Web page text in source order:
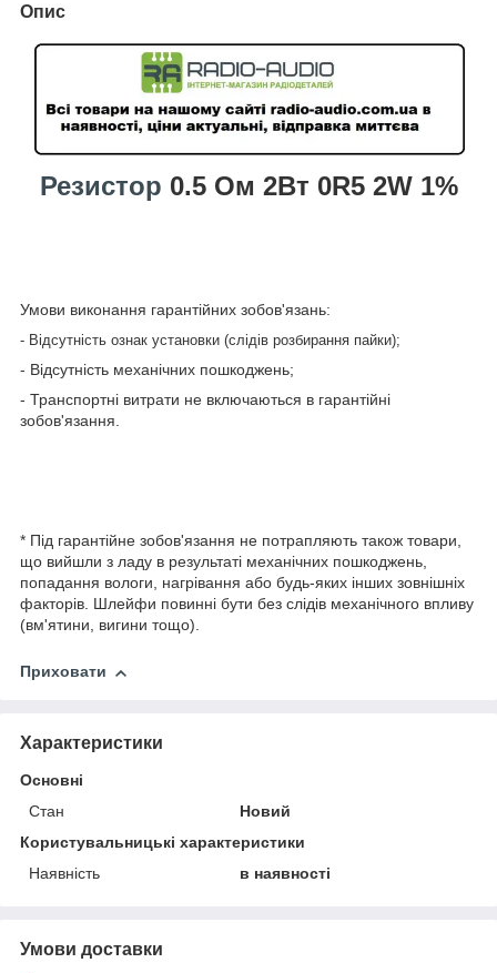
Опис
Резистор 0.5 Ом 2Вт 0R5 2W 1%
Умови виконання гарантійних зобов'язань:
- Відсутність ознак установки (слідів розбирання пайки);
- Відсутність механічних пошкоджень;
- Транспортні витрати не включаються в гарантійні
зобов'язання.
* Під гарантійне зобов'язання не потрапляють також товари,
що вийшли з ладу в результаті механічних пошкоджень,
попадання вологи, нагрівання або будь-яких інших зовнішніх
факторів. Шлейфи повинні бути без слідів механічного впливу
(вм'ятини, вигини тощо).
Приховати
Характеристики
Основні
Стан
Новий
Користувальницькі характеристики
Наявність
в наявності
Умови доставки